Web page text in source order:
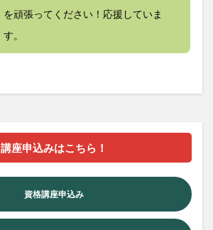
を頑張ってください！応援していま
す。
講座申込みはこちら！
資格講座申込み